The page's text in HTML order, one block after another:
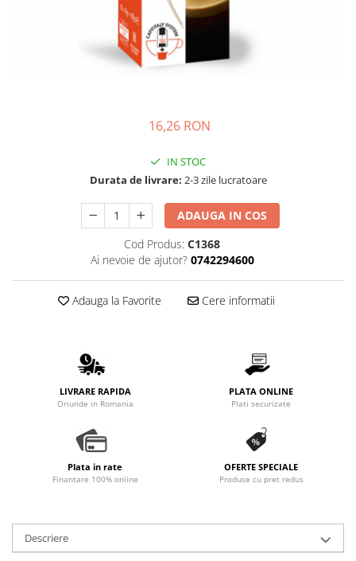
Stabilizatoare tensiune
Piese schimb espressoare
Portafiltre
16,26 RON
IN STOC
Durata de livrare: 2-3 zile lucratoare
ADAUGA IN COS
Cod Produs: C1368
Ai nevoie de ajutor? 0742294600
Adauga la Favorite Cere informatii
LIVRARE RAPIDA
Oriunde in Romania
PLATA ONLINE
Plati securizate
Plata in rate
Finantare 100% online
OFERTE SPECIALE
Produse cu pret redus
Descriere